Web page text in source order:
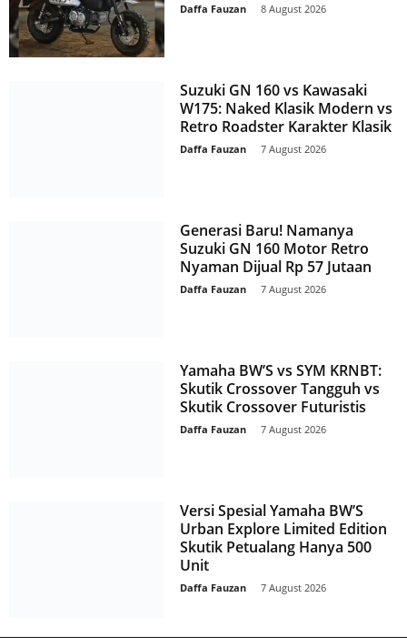
Daffa Fauzan 8 August 2026
Suzuki GN 160 vs Kawasaki
W175: Naked Klasik Modern vs
Retro Roadster Karakter Klasik
Daffa Fauzan 7 August 2026
Generasi Baru! Namanya
Suzuki GN 160 Motor Retro
Nyaman Dijual Rp 57 Jutaan
Daffa Fauzan 7 August 2026
Yamaha BW’S vs SYM KRNBT:
Skutik Crossover Tangguh vs
Skutik Crossover Futuristis
Daffa Fauzan 7 August 2026
Versi Spesial Yamaha BW’S
Urban Explore Limited Edition
Skutik Petualang Hanya 500
Unit
Daffa Fauzan 7 August 2026